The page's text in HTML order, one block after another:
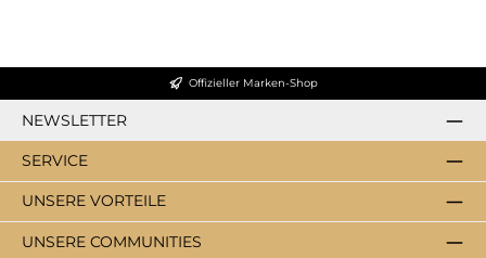
Offizieller Marken-Shop
NEWSLETTER
SERVICE
UNSERE VORTEILE
UNSERE COMMUNITIES